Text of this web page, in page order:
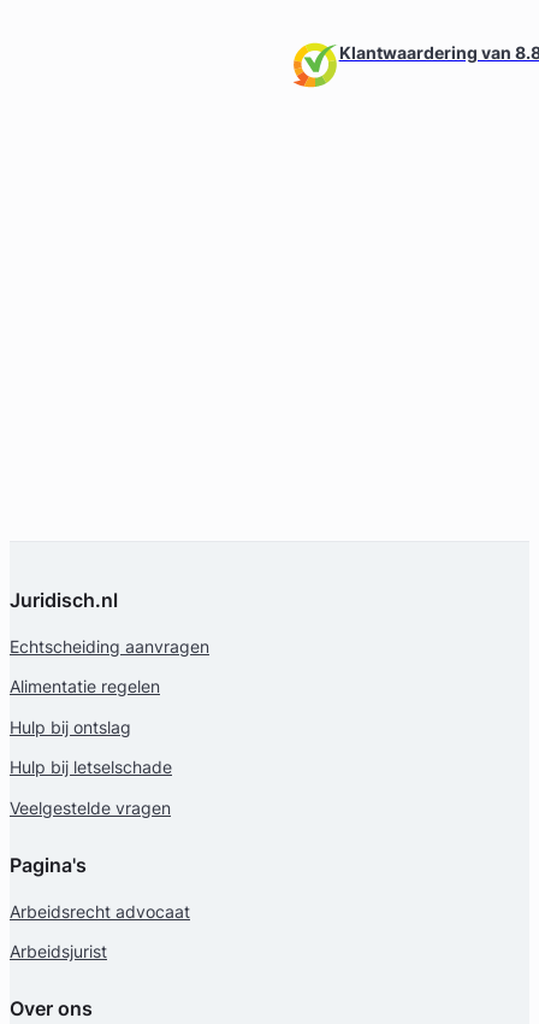
Klantwaardering van
Juridisch.nl
Echtscheiding aanvragen
Alimentatie regelen
Hulp bij ontslag
Hulp bij letselschade
Veelgestelde vragen
Pagina's
Arbeidsrecht advocaat
Arbeidsjurist
Over ons